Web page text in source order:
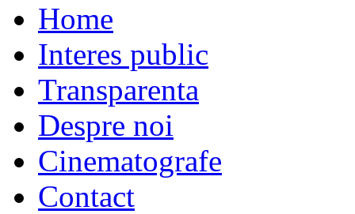
Home
Interes public
Transparenta
Despre noi
Cinematografe
Contact